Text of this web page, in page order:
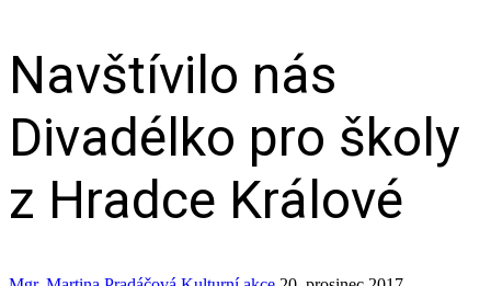
Navštívilo nás
Divadélko pro školy
z Hradce Králové